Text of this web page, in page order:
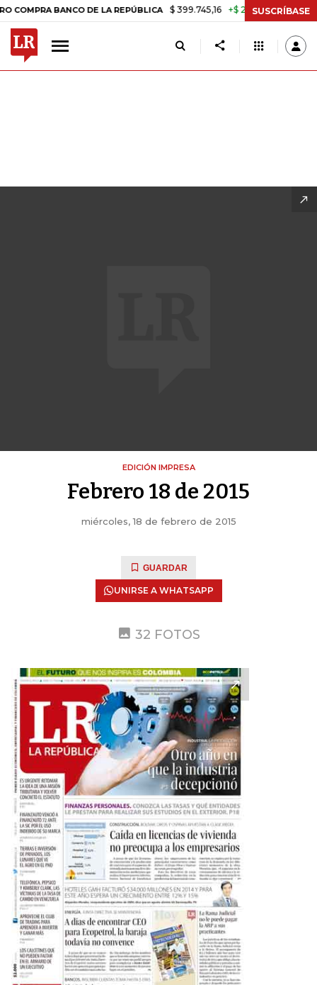
DE LA REPÚBLICA $ 399.745,16 +$ 2.295,71 +0,58% TASA DE
SUSCRÍBASE
EDICIÓN IMPRESA
Febrero 18 de 2015
miércoles, 18 de febrero de 2015
GUARDAR
UNIRSE A WHATSAPP
32 FOTOS